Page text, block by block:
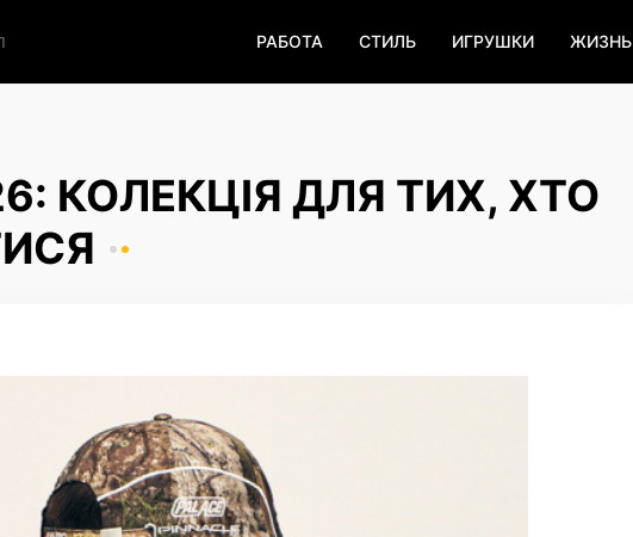
РАБОТА СТИЛЬ ИГРУШКИ ЖИЗНЬ
КОЛЕКЦІЯ ДЛЯ ТИХ, ХТО